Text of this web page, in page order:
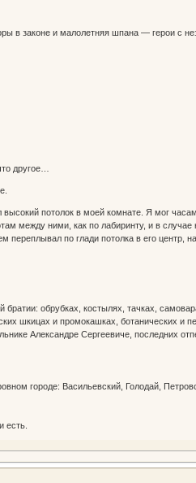
в законе и малолетняя шпана — герои с
другое…
потолок в моей комнате. Я мог
между ними, как по лабиринту, и в случае
переплывал по глади потолка в его центр,
обрубках, костылях, тачках,
шкицах и промокашках, ботанических и
Александре Сергеевиче, последних
городе: Васильевский, Голодай,
есть.